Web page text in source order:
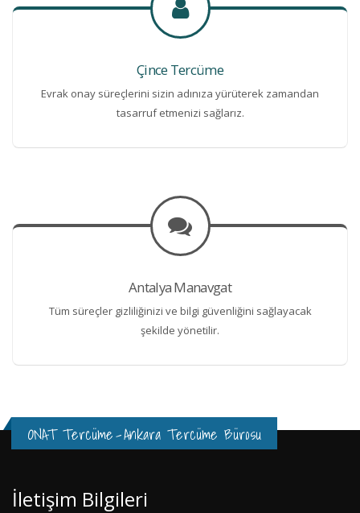
Çince Tercüme
Evrak onay süreçlerini sizin adınıza yürüterek zamandan
tasarruf etmenizi sağlarız.
Antalya Manavgat
Tüm süreçler gizliliğinizi ve bilgi güvenliğini sağlayacak
şekilde yönetilir.
ONAT Tercüme-Ankara Tercüme Bürosu
İletişim Bilgileri